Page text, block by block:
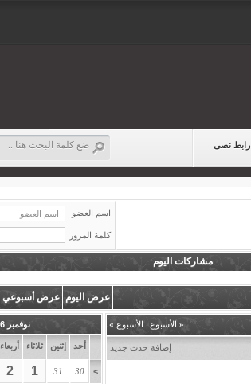
رابط نصى
اسم العضو
كلمة المرور
مشاركات اليوم
عرض اليوم عرض أسبوعي
«الأسبوع الأسبوع »
إضافة حدث جديد
نوفمبر 2016
أحد إثنين ثلاثاء أربعاء
>
30
31
1
2